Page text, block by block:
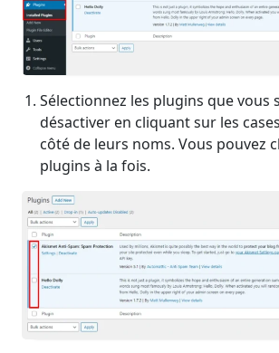
Sélectionnez les plugins que vous
désactiver en cliquant sur les
côté de leurs noms. Vous pouvez
plugins à la fois.